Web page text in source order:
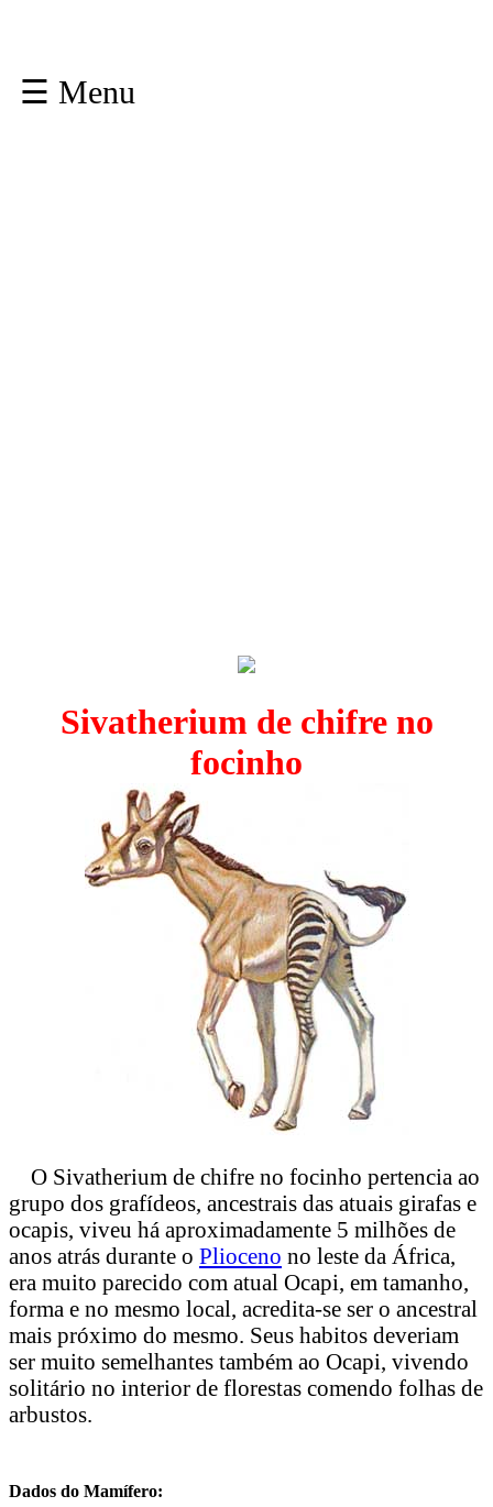
☰ Menu
Sivatherium de chifre no
focinho
O Sivatherium de chifre no focinho pertencia ao
grupo dos grafídeos, ancestrais das atuais girafas e
ocapis, viveu há aproximadamente 5 milhões de
anos atrás durante o Plioceno no leste da África,
era muito parecido com atual Ocapi, em tamanho,
forma e no mesmo local, acredita-se ser o ancestral
mais próximo do mesmo. Seus habitos deveriam
ser muito semelhantes também ao Ocapi, vivendo
solitário no interior de florestas comendo folhas de
arbustos.
Dados do Mamífero: